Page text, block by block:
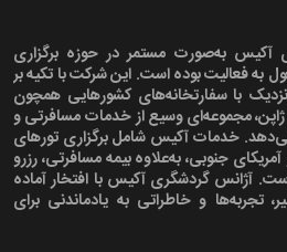
گردشگری آکیس به‌صورت مستمر در حوزه برگزاری
فعالیت بوده است. این شرکت با تکیه بر
با سفارتخانه‌های کشورهایی همچون
و ژاپن، مجموعه‌ای وسیع از خدمات مسافرتی و
می‌دهد. خدمات آکیس شامل برگزاری تورهای
آمریکای جنوبی، به‌علاوه بیمه مسافرتی، رزرو
آژانس گردشگری آکیس با افتخار آماده
تجربه‌ها و خاطراتی به یادماندنی برای